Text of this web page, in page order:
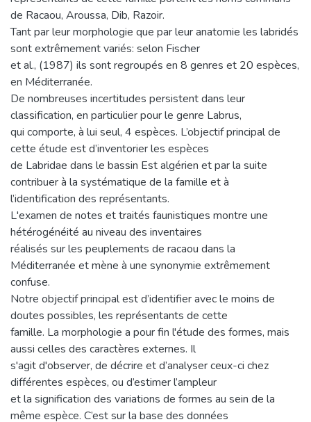
de Racaou, Aroussa, Dib, Razoir.
Tant par leur morphologie que par leur anatomie les labridés
sont extrêmement variés: selon Fischer
et al., (1987) ils sont regroupés en 8 genres et 20 espèces,
en Méditerranée.
De nombreuses incertitudes persistent dans leur
classification, en particulier pour le genre Labrus,
qui comporte, à lui seul, 4 espèces. L’objectif principal de
cette étude est d’inventorier les espèces
de Labridae dans le bassin Est algérien et par la suite
contribuer à la systématique de la famille et à
l’identification des représentants.
L'examen de notes et traités faunistiques montre une
hétérogénéité au niveau des inventaires
réalisés sur les peuplements de racaou dans la
Méditerranée et mène à une synonymie extrêmement
confuse.
Notre objectif principal est d’identifier avec le moins de
doutes possibles, les représentants de cette
famille. La morphologie a pour fin l'étude des formes, mais
aussi celles des caractères externes. Il
s'agit d'observer, de décrire et d’analyser ceux-ci chez
différentes espèces, ou d’estimer l’ampleur
et la signification des variations de formes au sein de la
même espèce. C’est sur la base des données